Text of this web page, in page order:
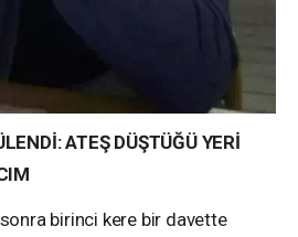
ATEŞ DÜŞTÜĞÜ YERİ
sonra birinci kere bir davette